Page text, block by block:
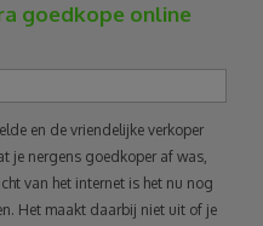
goedkope online
en de vriendelijke verkoper
je nergens goedkoper af was,
van het internet is het nu nog
Het maakt daarbij niet uit of je